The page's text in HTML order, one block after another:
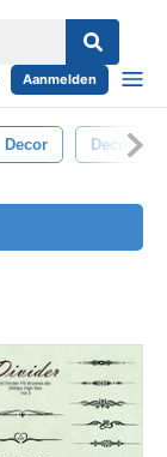
Aanmelden
Decor Decoratief